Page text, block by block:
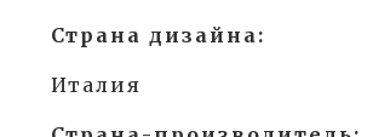
Страна дизайна:
Италия